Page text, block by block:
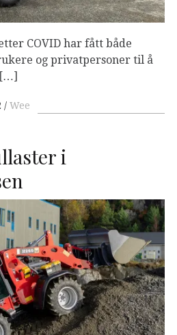
COVID har fått både
og privatpersoner til å
Wee
i